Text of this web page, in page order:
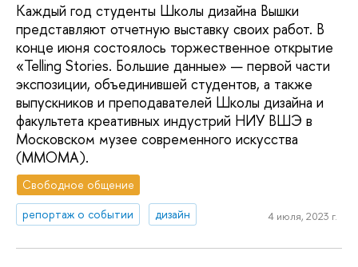
Каждый год студенты Школы дизайна Вышки
представляют отчетную выставку своих работ. В
конце июня состоялось торжественное открытие
«Telling Stories. Большие данные» — первой части
экспозиции, объединившей студентов, а также
выпускников и преподавателей Школы дизайна и
факультета креативных индустрий НИУ ВШЭ в
Московском музее современного искусства
(MMOMA).
Свободное общение
репортаж о событии
дизайн 4 июля, 2023 г.